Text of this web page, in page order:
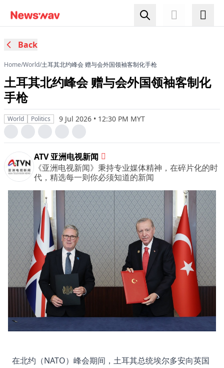
Back
Home/World/ 土耳其北约峰会 赠与会外国领袖客制化手枪
土耳其北约峰会 赠与会外国领袖客制化
手枪
World Politics 9 Jul 2026 • 12:30 PM MYT
ATV 亚洲电视新闻
《亚洲电视新闻》秉持专业媒体精神，在碎片化的时
代，精选每一则你必须知道的新闻
在北约（NATO）峰会期间，土耳其总统埃尔多安向英国